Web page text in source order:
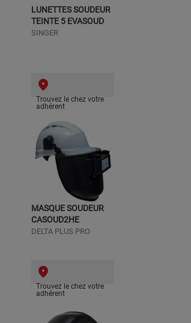
LUNETTES SOUDEUR
TEINTE 5 EVASOUD
SINGER
Trouvez le chez votre
adhérent
MASQUE SOUDEUR
CASOUD2HE
DELTA PLUS PRO
Trouvez le chez votre
adhérent